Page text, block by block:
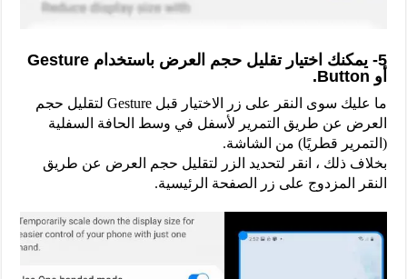
5- يمكنك اختيار تقليل حجم العرض باستخدام Gesture
أو Button.
ما عليك سوى النقر على زر الاختيار قبل Gesture لتقليل حجم
العرض عن طريق التمرير لأسفل في وسط الحافة السفلية
(التمرير قطريًا) من الشاشة.
بخلاف ذلك ، انقر لتحديد الزر لتقليل حجم العرض عن طريق
النقر المزدوج على زر الصفحة الرئيسية.